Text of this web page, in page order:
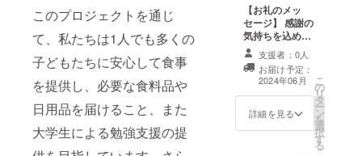
このプロジェクトを通じ
て、私たちは1人でも多くの
子どもたちに安心して食事
を提供し、必要な食料品や
日用品を届けること、また
大学生による勉強支援の提
【お礼のメッ
セージ】 感謝の
気持ちを込め
て、お礼のメッ
セージをお送り
します。
支援者：0人
お届け予定：
2024年06月
詳細を見る
こ
の
リ
タ
ー
ン
を
選
択
す
る